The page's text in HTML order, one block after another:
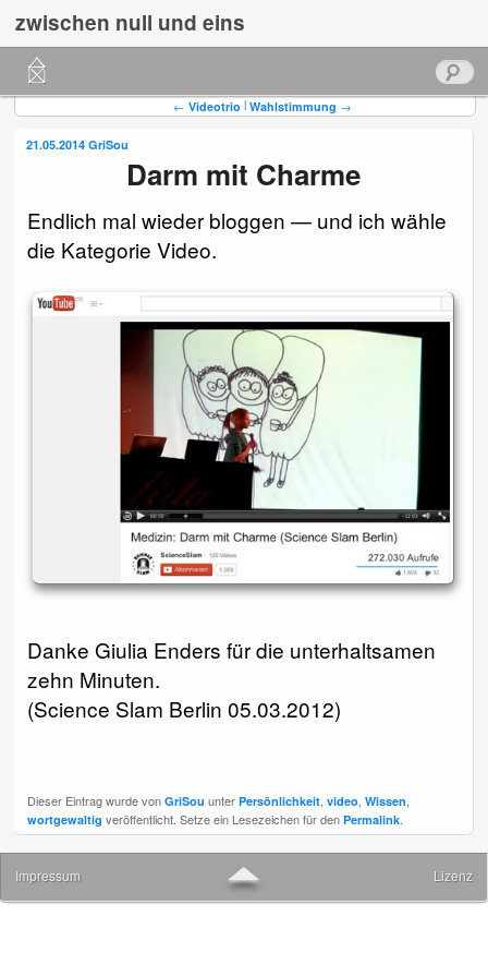
zwischen null und eins
Hauptmenü
Zum
primären
springen
Zum
sekundären
springen
Suchen
← Videotrio | Wahlstimmung →
Darm mit Charme
21.05.2014 GriSou
Endlich mal wieder bloggen — und ich wähle
die Kategorie Video.
Danke Giulia Enders für die unterhaltsamen
zehn Minuten.
(Science Slam Berlin 05.03.2012)
Dieser Eintrag wurde vonGriSou unterPersönlichkeit ,video ,Wissen
wortgewaltig veröffentlicht. Setze ein Lesezeichen für denPermalink
Impressum ▲ Lizenz